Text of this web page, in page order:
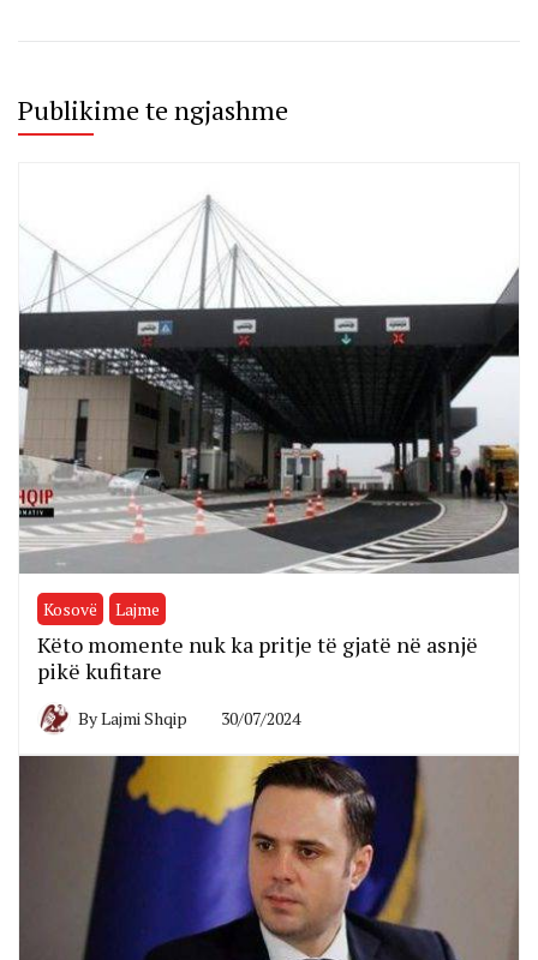
Publikime te ngjashme
Kosovë Lajme
Këto momente nuk ka pritje të gjatë në asnjë
pikë kufitare
ByLajmi Shqip 30/07/2024